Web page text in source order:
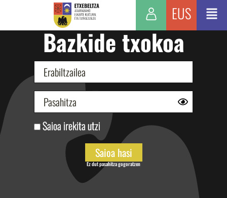
EUS
Bazkide txokoa
Saioa irekita utzi
Ez dut pasahitza gogoratzen